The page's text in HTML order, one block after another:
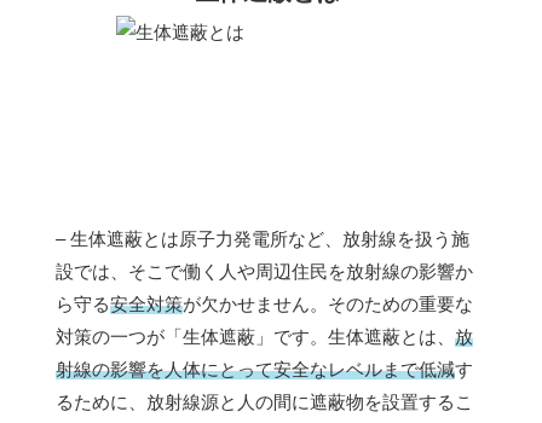
– 生体遮蔽とは原子力発電所など、放射線を扱う施
設では、そこで働く人や周辺住民を放射線の影響か
ら守る安全対策が欠かせません。そのための重要な
対策の一つが「生体遮蔽」です。生体遮蔽とは、 放
射線の影響を人体にとって安全なレベルまで低減す
るために、放射線源と人の間に遮蔽物を設置するこ